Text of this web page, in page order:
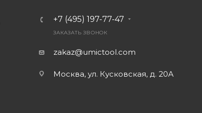
+7 (495) 197-77-47
ЗАКАЗАТЬ ЗВОНОК
zakaz@umictool.com
Москва, ул. Кусковская, д. 20А